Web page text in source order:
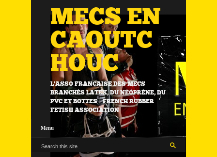
MECS EN
CAOUTC
HOUC
L'ASSO FRANÇAISE DES MECS
BRANCHÉS LATEX, DU NÉOPRÈNE, DU
PVC ET BOTTES | FRENCH RUBBER
FETISH ASSOCIATION
Menu